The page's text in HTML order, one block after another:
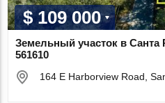
$ 109 000
Земельный участок в
561610
164 E Harborview Road,